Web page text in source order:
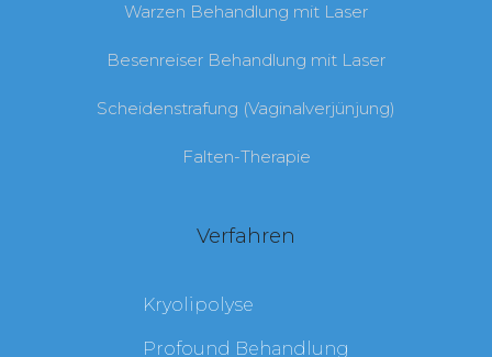
Warzen Behandlung mit Laser
Besenreiser Behandlung mit Laser
Scheidenstrafung (Vaginalverjünjung)
Falten-Therapie
Verfahren
Kryolipolyse
Profound Behandlung